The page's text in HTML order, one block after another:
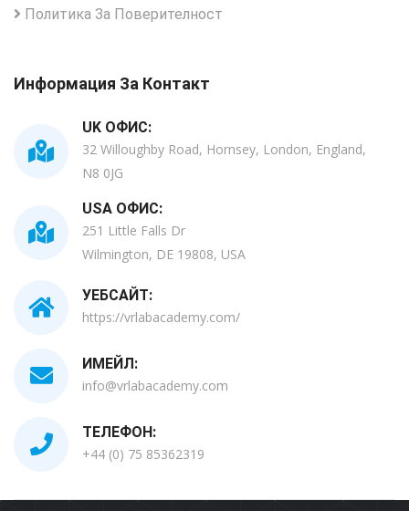
Политика За Поверителност
Информация За Контакт
UK ОФИС:
32 Willoughby Road, Hornsey, London, England,
N8 0JG
USA ОФИС:
251 Little Falls Dr
Wilmington, DE 19808, USA
УЕБСАЙТ:
https://vrlabacademy.com/
ИМЕЙЛ:
info@vrlabacademy.com
ТЕЛЕФОН:
+44 (0) 75 85362319